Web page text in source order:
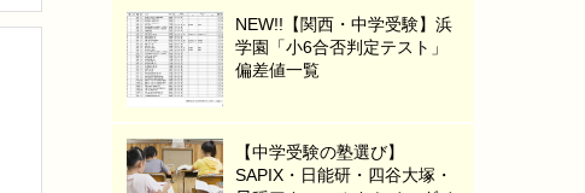
NEW!!【関西・中学受験】浜
学園「小6合否判定テスト」
偏差値一覧
【中学受験の塾選び】
SAPIX・日能研・四谷大塚・